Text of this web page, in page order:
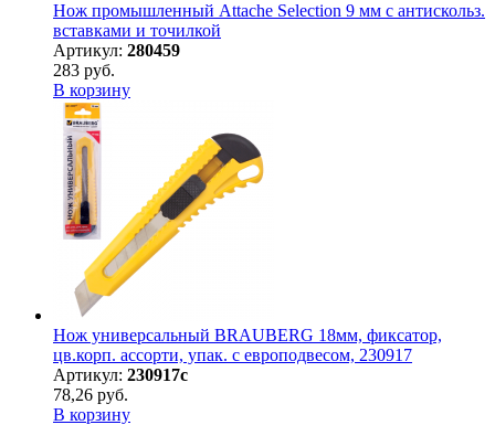
Нож промышленный Attache Selection 9 мм с антискольз.
вставками и точилкой
Артикул: 280459
283 руб.
В корзину
Нож универсальный BRAUBERG 18мм, фиксатор,
цв.корп. ассорти, упак. с европодвесом, 230917
Артикул: 230917с
78,26 руб.
В корзину